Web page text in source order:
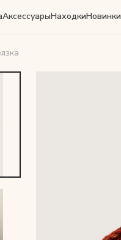
АксессуарыНаходкиНовинки